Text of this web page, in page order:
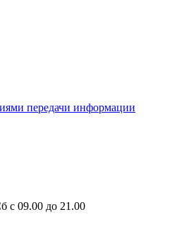
передачи информации
с 09.00 до 21.00